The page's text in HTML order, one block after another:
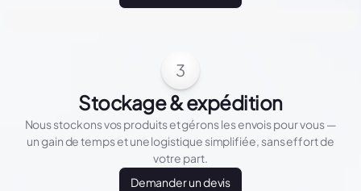
3
Stockage & expédition
Nous stockons vos produits et gérons les envois pour vous —
un gain de temps et une logistique simplifiée, sans effort de
votre part.
Demander un devis